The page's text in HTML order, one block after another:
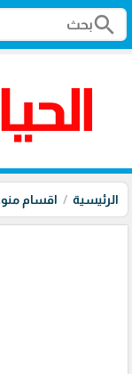
search
الرئيسية اقسام